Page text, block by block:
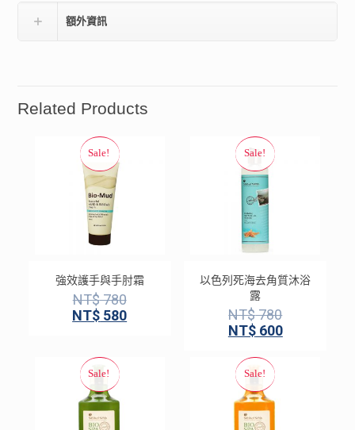
額外資訊
Related Products
強效護手與手肘霜
NT$780
NT$ 580
以色列死海去角質沐浴
露
NT$780
NT$600